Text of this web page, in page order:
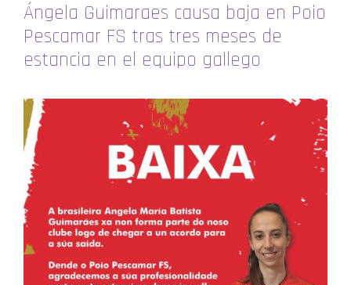
Ángela Guimaraes causa baja en Poio
Pescamar FS tras tres meses de
estancia en el equipo gallego